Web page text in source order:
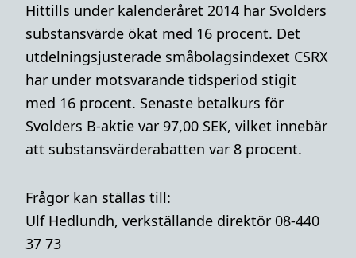
Hittills under kalenderåret 2014 har Svolders
substansvärde ökat med 16 procent. Det
utdelningsjusterade småbolagsindexet CSRX
har under motsvarande tidsperiod stigit
med 16 procent. Senaste betalkurs för
Svolders B-aktie var 97,00 SEK, vilket innebär
att substansvärderabatten var 8 procent.
Frågor kan ställas till:
Ulf Hedlundh, verkställande direktör 08-440
37 73